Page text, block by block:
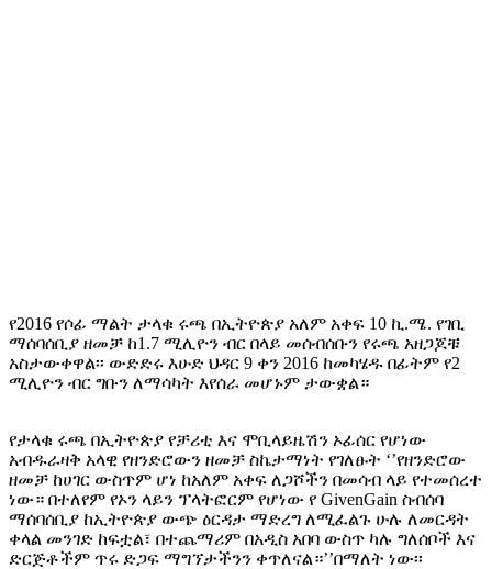
የ2016 የሶፊ ማልት ታላቁ ሩጫ በኢትዮጵያ አለም አቀፍ 10 ኪ.ሜ. የገቢ
ማሰባሰቢያ ዘመቻ ከ1.7 ሚሊዮን ብር በላይ መሰብሰቡን የሩጫ አዘጋጆቹ
አስታውቀዋል፡፡ ውድድሩ እሁድ ህዳር 9 ቀን 2016 ከመካሄዱ በፊትም የ2
ሚሊዮን ብር ግቡን ለማሳካት እየሰራ መሆኑም ታውቋል።
የታላቁ ሩጫ በኢትዮጵያ የቻሪቲ እና ሞቢላይዜሽን ኦፊሰር የሆነው
አብዱራዛቅ አላዊ የዘንድሮውን ዘመቻ ስኬታማነት የገለፁት ‘’የዘንድሮው
ዘመቻ ከሀገር ውስጥም ሆነ ከአለም አቀፍ ለጋሾችን በመሳብ ላይ የተመሰረተ
ነው። በተለየም የኦን ላይን ፕላትፎርም የሆነው የ GivenGain ስብሰባ
ማሰባሰቢያ ከኢትዮጵያ ውጭ ዕርዳታ ማድረግ ለሚፈልጉ ሁሉ ለመርዳት
ቀላል መንገድ ከፍቷል፣ በተጨማሪም በአዲስ አበባ ውስጥ ካሉ ግለሰቦች እና
ድርጅቶችም ጥሩ ድጋፍ ማግኘታችንን ቀጥለናል።’’በማለት ነው፡፡